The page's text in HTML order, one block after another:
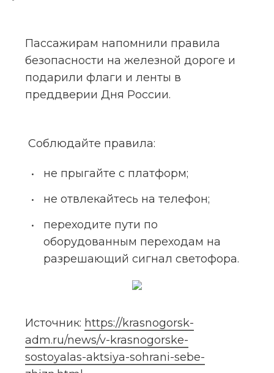
Пассажирам напомнили правила
безопасности на железной дороге и
подарили флаги и ленты в
преддверии Дня России.
Соблюдайте правила:
не прыгайте с платформ;
не отвлекайтесь на телефон;
переходите пути по
оборудованным переходам на
разрешающий сигнал светофора.
Источник: https://krasnogorsk-
adm.ru/news/v-krasnogorske-
sostoyalas-aktsiya-sohrani-sebe-